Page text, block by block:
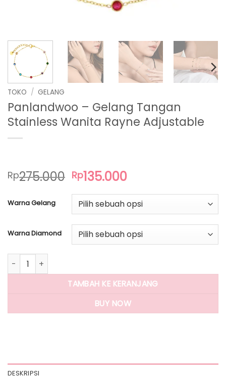
TOKO / GELANG
Panlandwoo – Gelang Tangan
Stainless Wanita Rayne Adjustable
Rp275.000 Harga
adalah:
Rp275.000.
Rp135.000Harga
ini
adalah:
Rp135.000.
Warna Gelang
Warna Diamond
Kuantitas Panlandwoo - Gelang Tangan Stainless Wanita
TAMBAH KE KERANJANG
BUY NOW
DESKRIPSI